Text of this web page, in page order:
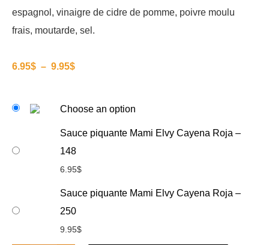
espagnol, vinaigre de cidre de pomme, poivre moulu
frais, moutarde, sel.
6.95$ – 9.95$
Choose an option
Sauce piquante Mami Elvy Cayena Roja –
148
6.95$
Sauce piquante Mami Elvy Cayena Roja –
250
9.95$